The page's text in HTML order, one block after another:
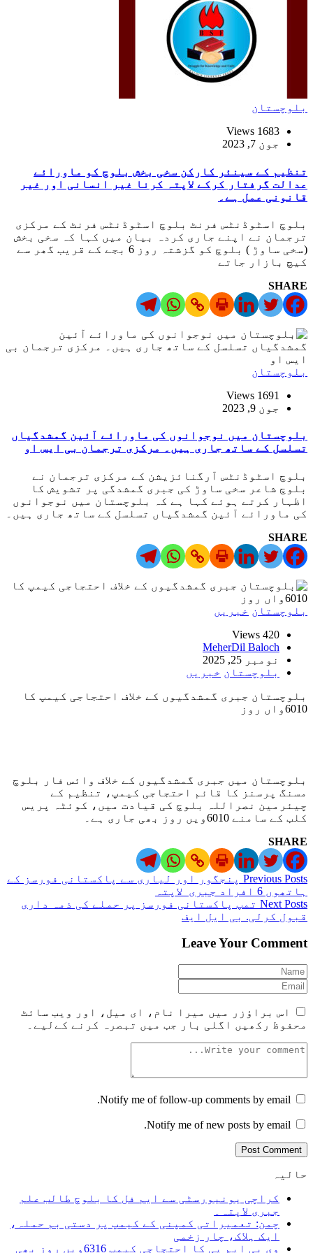
بلوچستان
1683 Views
جون 7, 2023
تنظیم کے سینئر کارکن سخی بخش بلوچ کو ماورائے
عدالت گرفتار کرکے لاپتہ کرنا غیر انسانی اور غیر
قانونی عمل ہے۔
بلوچ اسٹوڈنٹس فرنٹ بلوچ اسٹوڈنٹس فرنٹ کے مرکزی
ترجمان نے اپنے جاری کردہ بیان میں کہا کہ سخی بخش
(سخی ساوڑ ) بلوچ کو گزشتہ روز 6 بجے کے قریب گھر سے
کیچ بازار جاتے
SHARE
بلوچستان
1691 Views
جون 9, 2023
بلوچستان میں نوجوانوں کی ماورائے آئین گمشدگیاں
تسلسل کے ساتھ جاری ہیں۔ مرکزی ترجمان بی ایس او
بلوچ اسٹوڈنٹس آرگنائزیشن کے مرکزی ترجمان نے
بلوچ شاعر سخی ساوڑ کی جبری گمشدگی پر تشویش کا
اظہار کرتے ہوئے کہا ہے کہ بلوچستان میں نوجوانوں
کی ماورائے آئین گمشدگیاں تسلسل کے ساتھ جاری ہیں۔
SHARE
بلوچستان خبریں
420 Views
MeherDil Baloch
نومبر 25, 2025
بلوچستان خبریں
بلوچستان جبری گمشدگیوں کے خلاف احتجاجی کیمپ کا
6010واں روز
بلوچستان میں جبری گمشدگیوں کے خلاف وائس فار بلوچ
مسنگ پرسنز کا قائم احتجاجی کیمپ، تنظیم کے
چیئرمین نصراللہ بلوچ کی قیادت میں، کوئٹہ پریس
کلب کے سامنے 6010ویں روز بھی جاری ہے۔
SHARE
Previous Posts پنجگور اور لیاری سے پاکستانی فورسز کے
ہاتھوں 6 افراد جبری لاپتہ
Next Posts تمپ پاکستانی فورسز پر حملے کی ذمہ داری
قبول کرلی. بی ایل ایف
Leave Your Comment
اس براؤزر میں میرا نام، ای میل، اور ویب سائٹ
محفوظ رکھیں اگلی بار جب میں تبصرہ کرنے کےلیے۔
Notify me of follow-up comments by email.
Notify me of new posts by email.
حالیہ
کراچی یونیورسٹی سے ایم فل کا بلوچ طالب علم
جبری لاپتہ۔
چمن: تعمیراتی کمپنی کے کیمپ پر دستی بم حملہ،
ایک ہلاک، چار زخمی
وی بی ایم پی کا احتجاجی کیمپ 6316ویں روز بھی